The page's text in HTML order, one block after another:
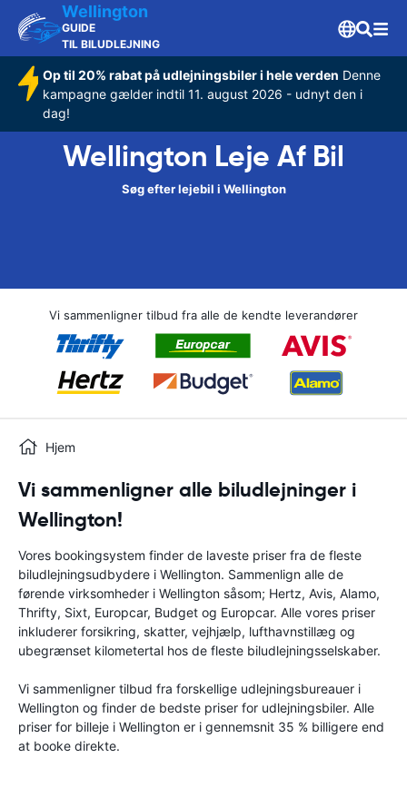
Wellington
GUIDE
TIL BILUDLEJNING
Op til 20% rabat på udlejningsbiler i hele verden Denne
kampagne gælder indtil 11. august 2026 - udnyt den i
dag!
Wellington Leje Af Bil
Søg efter lejebil i Wellington
Vi sammenligner tilbud fra alle de kendte leverandører
Hjem
Vi sammenligner alle biludlejninger i
Wellington!
Vores bookingsystem finder de laveste priser fra de fleste
biludlejningsudbydere i Wellington. Sammenlign alle de
førende virksomheder i Wellington såsom; Hertz, Avis, Alamo,
Thrifty, Sixt, Europcar, Budget og Europcar. Alle vores priser
inkluderer forsikring, skatter, vejhjælp, lufthavnstillæg og
ubegrænset kilometertal hos de fleste biludlejningsselskaber.
Vi sammenligner tilbud fra forskellige udlejningsbureauer i
Wellington og finder de bedste priser for udlejningsbiler. Alle
priser for billeje i Wellington er i gennemsnit 35 % billigere end
at booke direkte.